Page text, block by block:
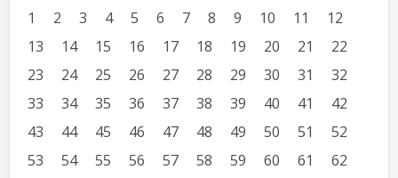
1
2 3 4 5 6 7 8 9 10 11
12
13
14 15 16 17 18 19 20 21
22
23
24 25 26 27 28 29 30 31
32
33
34 35 36 37 38 39 40 41
42
43
44 45 46 47 48 49 50 51
52
53
54 55 56 57 58 59 60 61
62